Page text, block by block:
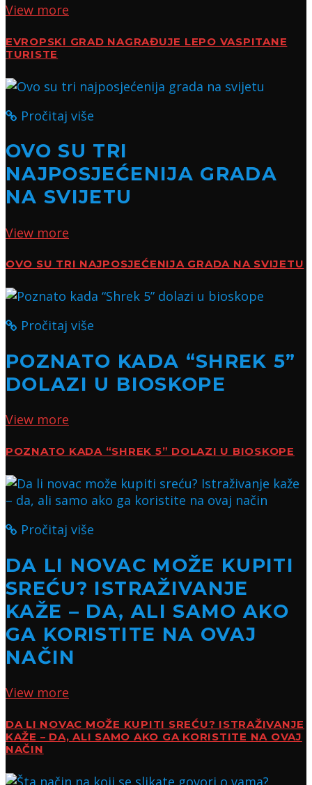
View more
EVROPSKI GRAD NAGRAĐUJE LEPO VASPITANE
TURISTE
Pročitaj više
OVO SU TRI
NAJPOSJEĆENIJA GRADA
NA SVIJETU
View more
OVO SU TRI NAJPOSJEĆENIJA GRADA NA SVIJETU
Pročitaj više
POZNATO KADA “SHREK 5”
DOLAZI U BIOSKOPE
View more
POZNATO KADA “SHREK 5” DOLAZI U BIOSKOPE
Pročitaj više
DA LI NOVAC MOŽE KUPITI
SREĆU? ISTRAŽIVANJE
KAŽE – DA, ALI SAMO AKO
GA KORISTITE NA OVAJ
NAČIN
View more
DA LI NOVAC MOŽE KUPITI SREĆU? ISTRAŽIVANJE
KAŽE – DA, ALI SAMO AKO GA KORISTITE NA OVAJ
NAČIN